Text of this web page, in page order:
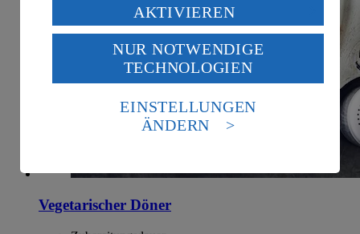
Vegetarischer Döner
Verarbeitung deiner personenbezogenen Daten in den
USA durch Facebook und YouTube:
Wenn du auf „Aktivieren“ klickst, willigst du im Sinne
des Art. 49 Abs. 1 Satz 1 lit. a) DSGVO ein, dass deine
Daten in den USA verarbeitet werden. Der EuGH sieht
die USA als Land mit einem nach europäischen
Standards nicht angemessenen Datenschutzniveau an.
Es besteht das Risiko eines Zugriffs durch US-
Informationen zum Herausgeber der Seite findest du
AKTIVIEREN
NUR NOTWENDIGE
TECHNOLOGIEN
EINSTELLUNGEN
ÄNDERN